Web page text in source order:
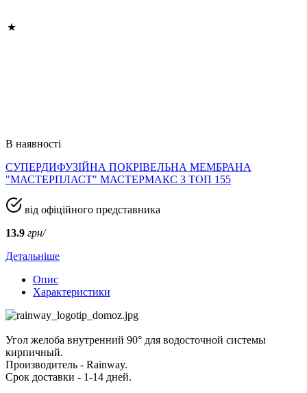
В наявності
СУПЕРДИФУЗІЙНА ПОКРІВЕЛЬНА МЕМБРАНА
"МАСТЕРПЛАСТ" МАСТЕРМАКС 3 ТОП 155
від офіційного представника
13.9 грн/
Детальніше
Опис
Характеристики
Угол желоба внутренний 90° для водосточной системы
кирпичный.
Производитель - Rainway.
Срок доставки - 1-14 дней.